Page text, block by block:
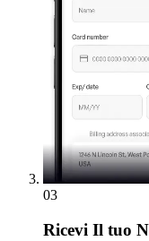
03
Ricevi Il tuo